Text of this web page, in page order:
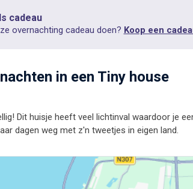
cadeau
overnachting cadeau doen? Koop een
in een Tiny house
Dit huisje heeft veel lichtinval waardoor je